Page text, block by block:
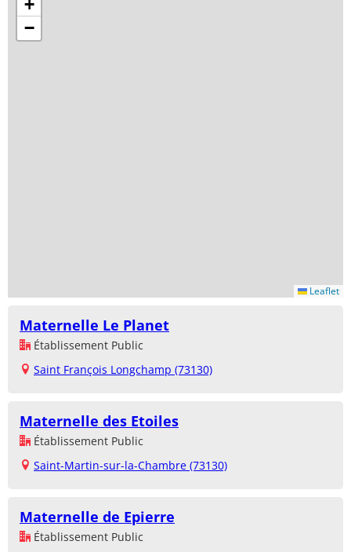
+
−
Leaflet
Maternelle Le Planet
Établissement Public
Saint François Longchamp (73130)
Maternelle des Etoiles
Établissement Public
Saint-Martin-sur-la-Chambre (73130)
Maternelle de Epierre
Établissement Public